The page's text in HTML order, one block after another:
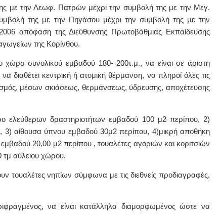
με την Λεωφ. Πατρών μέχρι την συμβολή της με την Μεγ.
της με την Πηγάσου μέχρι την συμβολή της με την
απόφαση της Διεύθυνσης Πρωτοβάθμιας Εκπαίδευσης
της Κορίνθου.
χώρο συνολικού εμβαδού 180- 200τ.μ., να είναι σε άριστη
διαθέτει κεντρική ή ατομική θέρμανση, να πληροί όλες τις
μέσων σκιάσεως, θερμάνσεως, ύδρευσης, αποχέτευσης
ελεύθερων δραστηριοτήτων εμβαδού 100 μ2 περίπου, 2)
αίθουσα ύπνου εμβαδού 30μ2 περίπου, 4)μικρή αποθήκη
20,00 μ2 περίπου , τουαλέτες αγοριών και κοριτσιών
τμ αύλειου χώρου.
τουαλέτες νηπίων σύμφωνα με τις διεθνείς προδιαγραφές,
να είναι κατάλληλα διαμορφωμένος ώστε να